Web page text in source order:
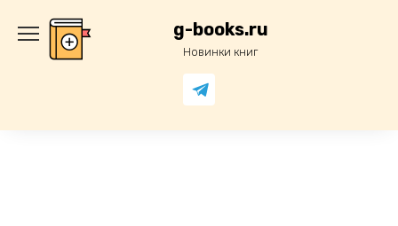
содержанию
g-books.ru
Новинки книг